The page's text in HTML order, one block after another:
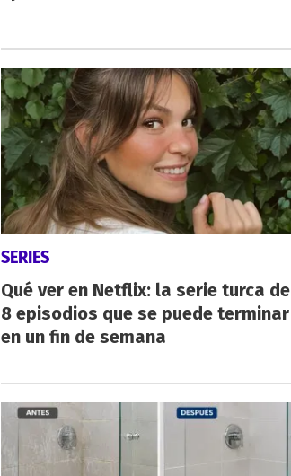
SERIES
Qué ver en Netflix: la serie turca de
8 episodios que se puede terminar
en un fin de semana